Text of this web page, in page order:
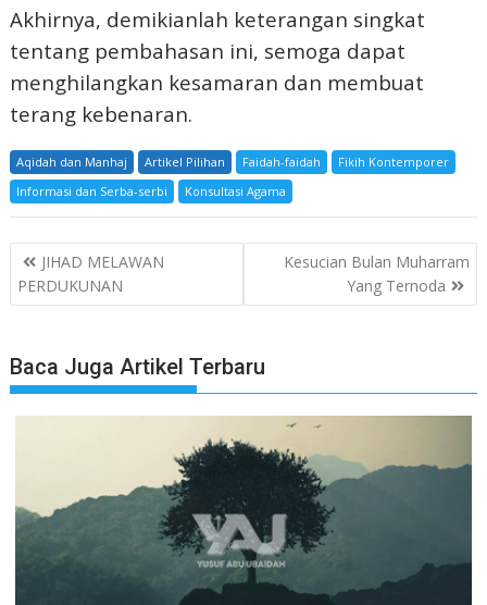
Akhirnya, demikianlah keterangan singkat
tentang pembahasan ini, semoga dapat
menghilangkan kesamaran dan membuat
terang kebenaran.
Aqidah dan Manhaj Artikel Pilihan Faidah-faidah
Fikih Kontemporer
Informasi dan Serba-serbi
Konsultasi Agama
Navigasi
pos
JIHAD MELAWAN
PERDUKUNAN
Kesucian Bulan Muharram
Yang Ternoda
Baca Juga Artikel Terbaru